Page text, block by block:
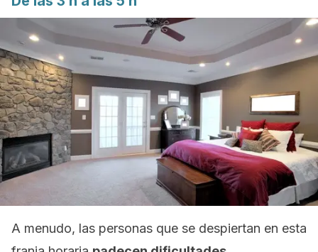
A menudo, las personas que se despiertan en esta